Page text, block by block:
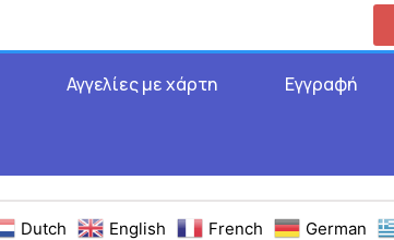
Αγγελίες με χάρτη Εγγραφή
Dutch English French German